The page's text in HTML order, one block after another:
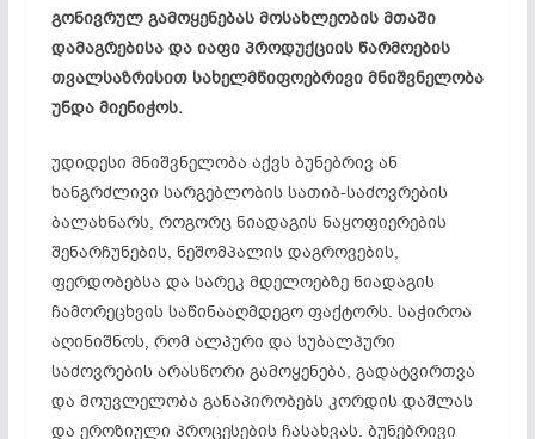
გონივრულ გამოყენებას მოსახლეობის მთაში
დამაგრებისა და იაფი პროდუქციის წარმოების
თვალსაზრისით სახელმწიფოებრივი მნიშვნელობა
უნდა მიენიჭოს.
უდიდესი მნიშვნელობა აქვს ბუნებრივ ან
ხანგრძლივი სარგებლობის სათიბ-საძოვრების
ბალახნარს, როგორც ნიადაგის ნაყოფიერების
შენარჩუნების, ნეშომპალის დაგროვების,
ფერდობებსა და სარეკ მდელოებზე ნიადაგის
ჩამორეცხვის საწინააღმდეგო ფაქტორს. საჭიროა
აღინიშნოს, რომ ალპური და სუბალპური
საძოვრების არასწორი გამოყენება, გადატვირთვა
და მოუვლელობა განაპირობებს კორდის დაშლას
და ეროზიული პროცესების ჩასახვას. ბუნებრივი